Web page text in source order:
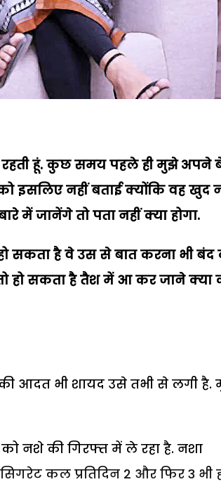
रहती हूं. कुछ समय पहले ही मुझे अपने
इसलिए नहीं बताई क्योंकि वह खुद
में जानेंगे तो पता नहीं क्या होगा.
सकता है वे उस से बात करना भी बंद
हो सकता है तैश में आ कर जाने क्या
आदत भी शायद उसे तभी से लगी है.
नशे की गिरफ्त में ले रहा है. नशा
कल प्रतिदिन 2 और फिर 3 भी